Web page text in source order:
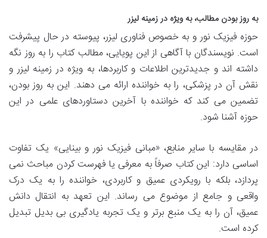
به روز بودن مطالب، به ویژه در زمینه لیزر
حوزه فیزیک نور و به خصوص فناوری لیزر، پیوسته در حال پیشرفت
است. نویسندگان با آگاهی از این پویایی، مطالب کتاب را به روز نگه
داشته اند و جدیدترین اطلاعات و کاربردها، به ویژه در زمینه لیزر و
نقش آن در پزشکی، را به خواننده ارائه می دهند. این به روز بودن،
تضمین می کند که خواننده با آخرین دستاوردهای علمی در این
حوزه آشنا شود.
در مقایسه با سایر منابع، «مبانی فیزیک نور و بینایی» یک تفاوت
اساسی دارد: این کتاب صرفاً به معرفی یا فهرست کردن مباحث نمی
پردازد، بلکه با رویکردی عمیق و کاربردی، خواننده را به یک درک
واقعی و جامع از موضوع می رساند. این تعهد به انتقال دانش
عمیق، آن را به یک منبع برتر و یک تجربه یادگیری بی بدیل تبدیل
کرده است.